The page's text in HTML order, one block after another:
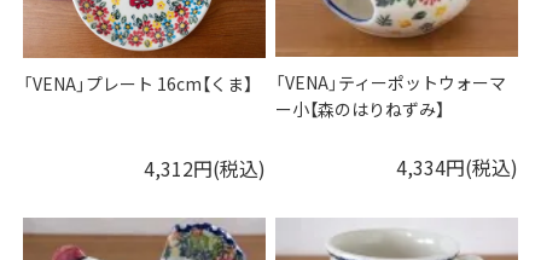
「VENA」プレート 16cm【くま】
4,312円(税込)
「VENA」ティーポットウォーマ
ー小【森のはりねずみ】
4,334円(税込)